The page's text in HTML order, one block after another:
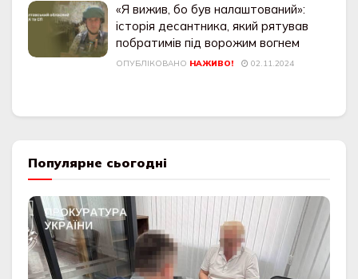
«Я вижив, бо був налаштований»:
історія десантника, який рятував
побратимів під ворожим вогнем
ОПУБЛІКОВАНО НАЖИВО! 02.11.2024
Популярне сьогодні